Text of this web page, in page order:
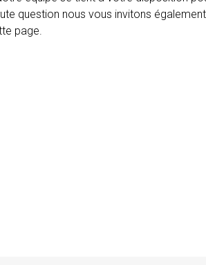
question nous vous invitons
page.